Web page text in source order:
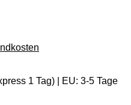
1 Tag) | EU: 3-5 Tage